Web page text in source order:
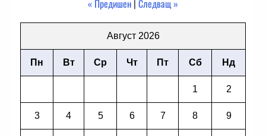
« Предишен | Следващ »
Август 2026
Пн Вт Ср Чт Пт Сб Нд
1 2
3 4 5 6 7 8 9